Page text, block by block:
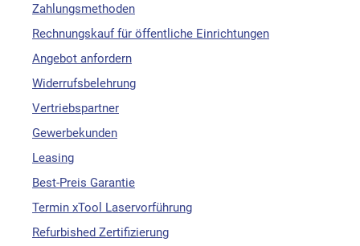
Zahlungsmethoden
Rechnungskauf für öffentliche Einrichtungen
Angebot anfordern
Widerrufsbelehrung
Vertriebspartner
Gewerbekunden
Leasing
Best-Preis Garantie
Termin xTool Laservorführung
Refurbished Zertifizierung